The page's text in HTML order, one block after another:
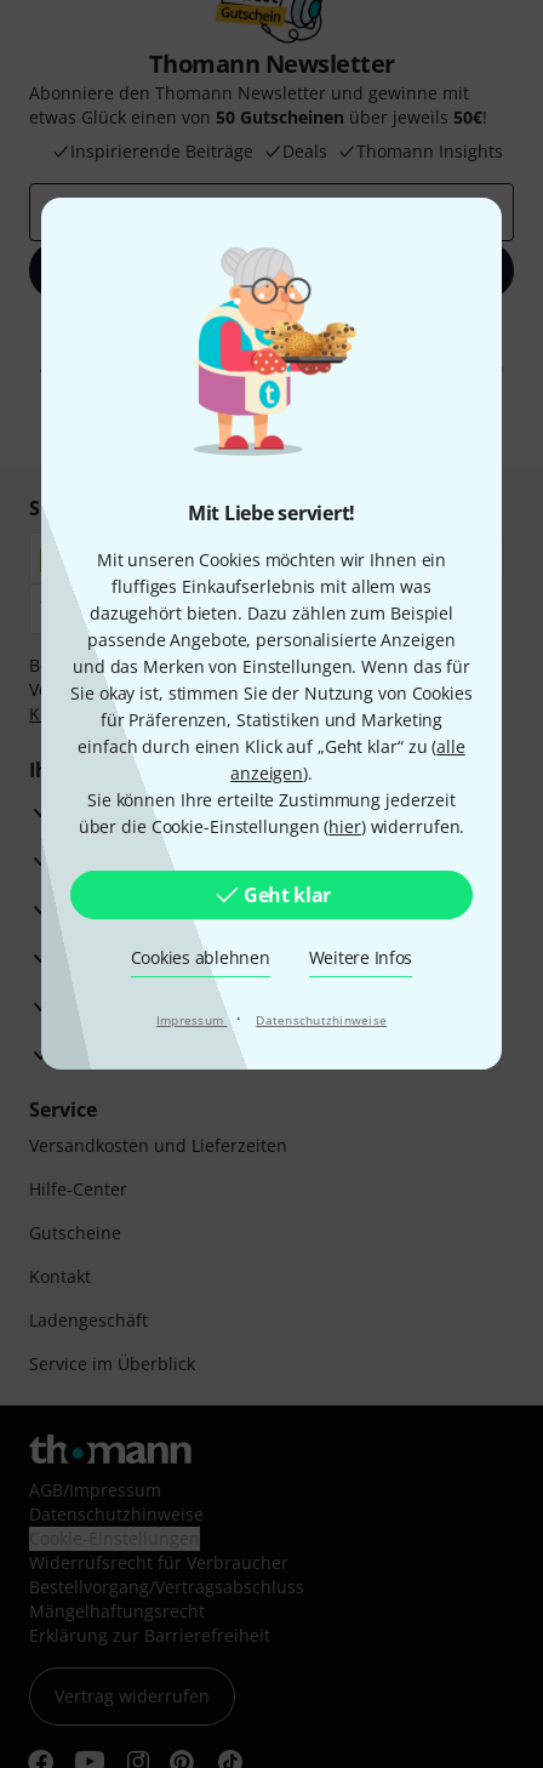
Mit Liebe serviert!
Mit unseren Cookies möchten wir Ihnen ein
fluffiges Einkaufserlebnis mit allem was
dazugehört bieten. Dazu zählen zum Beispiel
passende Angebote, personalisierte Anzeigen
und das Merken von Einstellungen. Wenn das für
Sie okay ist, stimmen Sie der Nutzung von Cookies
für Präferenzen, Statistiken und Marketing
einfach durch einen Klick auf „Geht klar“ zu (alle
anzeigen).
Sie können Ihre erteilte Zustimmung jederzeit
über die Cookie-Einstellungen (hier) widerrufen.
Geht klar
Cookies ablehnen Weitere Infos
Impressum · Datenschutzhinweise
Thomann Newsletter
Abonniere den Thomann Newsletter und gewinne mit
etwas Glück einen von 50 Gutscheinen über jeweils 50€!
Inspirierende Beiträge
Deals Thomann Insights
Jetzt anmelden
Mit Klick auf „Jetzt anmelden“ stimmen Sie dem Erhalt von E-Mail-
Werbung und einer Messung des E-Mail-Nutzungsverhaltens zu. Die
Abmeldung ist jederzeit möglich. Weitere Informationen finden Sie in
Datenschutzhinweisen
* Pflichtfeld
Sicher einkaufen & bezahlen
Bezahlen Sie vertraulich und sicher per Nachnahme,
Vorkasse, PayPal, Amazon Pay,Klarna Sofort bezahlen,
Klarna Ratenzahlungoder Kreditkarte.
Ihre Vorteile
3 Jahre Thomann Garantie
30 Tage Money-Back-Garantie
Reparaturservice
Beratung durch Fachexperten
Zufriedenheitsgarantie
Europas größtes Versandlager
Service
Versandkosten und Lieferzeiten
Hilfe-Center
Gutscheine
Kontakt
Ladengeschäft
Service im Überblick
AGB/Impressum
Datenschutzhinweise
Widerrufsrecht für Verbraucher
Bestellvorgang/Vertragsabschluss
Mängelhaftungsrecht
Erklärung zur Barrierefreiheit
Vertrag widerrufen